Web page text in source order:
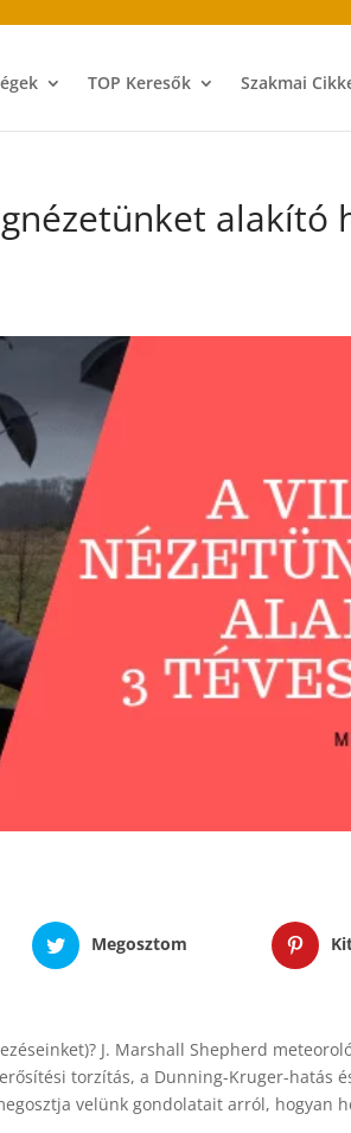
TOP Keresők Szakmai
alakító
Megosztom
J. Marshall Shepherd
torzítás, a Dunning-Kruger-hatás
velünk gondolatait arról, hogyan